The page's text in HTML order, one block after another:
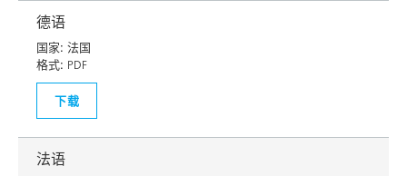
德语
国家: 法国
格式: PDF
下载
法语